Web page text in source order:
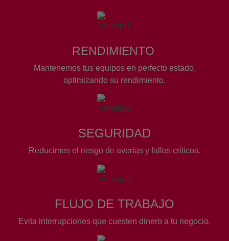
RENDIMIENTO
Mantenemos tus equipos en perfecto estado,
optimizando su rendimiento.
SEGURIDAD
Reducimos el riesgo de averías y fallos críticos.
FLUJO DE TRABAJO
Evita interrupciones que cuesten dinero a tu negocio.